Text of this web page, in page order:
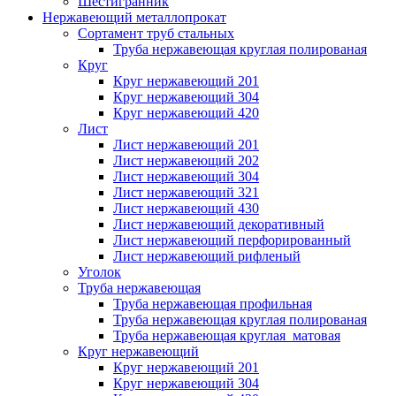
Нержавеющий металлопрокат
Сортамент труб стальных
Труба нержавеющая круглая полированая
Круг
Круг нержавеющий 201
Круг нержавеющий 304
Круг нержавеющий 420
Лист
Лист нержавеющий 201
Лист нержавеющий 202
Лист нержавеющий 304
Лист нержавеющий 321
Лист нержавеющий 430
Лист нержавеющий декоративный
Лист нержавеющий перфорированный
Лист нержавеющий рифленый
Уголок
Труба нержавеющая
Труба нержавеющая профильная
Труба нержавеющая круглая полированая
Труба нержавеющая круглая матовая
Круг нержавеющий
Круг нержавеющий 201
Круг нержавеющий 304